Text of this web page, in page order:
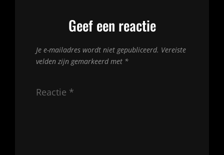
Geef een reactie
Je e-mailadres wordt niet gepubliceerd. Vereiste
velden zijn gemarkeerd met *
Reactie *